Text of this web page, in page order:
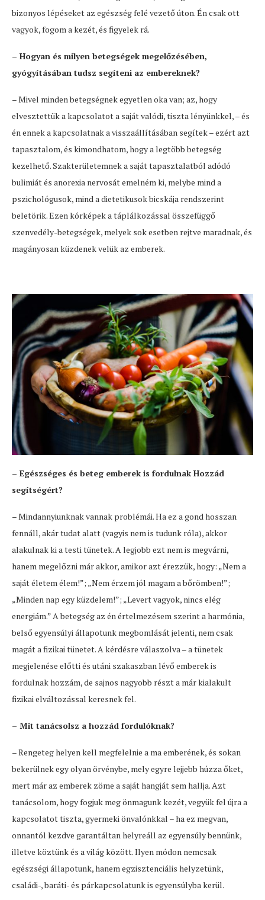
bizonyos lépéseket az egészség felé vezető úton. Én csak ott
vagyok, fogom a kezét, és figyelek rá.
– Hogyan és milyen betegségek megelőzésében,
gyógyításában tudsz segíteni az embereknek?
– Mivel minden betegségnek egyetlen oka van; az, hogy
elvesztettük a kapcsolatot a saját valódi, tiszta lényünkkel, – és
én ennek a kapcsolatnak a visszaállításában segítek – ezért azt
tapasztalom, és kimondhatom, hogy a legtöbb betegség
kezelhető. Szakterületemnek a saját tapasztalatból adódó
bulimiát és anorexia nervosát emelném ki, melybe mind a
pszichológusok, mind a dietetikusok bicskája rendszerint
beletörik. Ezen kórképek a táplálkozással összefüggő
szenvedély-betegségek, melyek sok esetben rejtve maradnak, és
magányosan küzdenek velük az emberek.
– Egészséges és beteg emberek is fordulnak Hozzád
segítségért?
– Mindannyiunknak vannak problémái. Ha ez a gond hosszan
fennáll, akár tudat alatt (vagyis nem is tudunk róla), akkor
alakulnak ki a testi tünetek. A legjobb ezt nem is megvárni,
hanem megelőzni már akkor, amikor azt érezzük, hogy: „Nem a
saját életem élem!”; „Nem érzem jól magam a bőrömben!”;
„Minden nap egy küzdelem!”; „Levert vagyok, nincs elég
energiám.” A betegség az én értelmezésem szerint a harmónia,
belső egyensúlyi állapotunk megbomlását jelenti, nem csak
magát a fizikai tünetet. A kérdésre válaszolva – a tünetek
megjelenése előtti és utáni szakaszban lévő emberek is
fordulnak hozzám, de sajnos nagyobb részt a már kialakult
fizikai elváltozással keresnek fel.
– Mit tanácsolsz a hozzád fordulóknak?
– Rengeteg helyen kell megfelelnie a ma emberének, és sokan
bekerülnek egy olyan örvénybe, mely egyre lejjebb húzza őket,
mert már az emberek zöme a saját hangját sem hallja. Azt
tanácsolom, hogy fogjuk meg önmagunk kezét, vegyük fel újra a
kapcsolatot tiszta, gyermeki önvalónkkal – ha ez megvan,
onnantól kezdve garantáltan helyreáll az egyensúly bennünk,
illetve köztünk és a világ között. Ilyen módon nemcsak
egészségi állapotunk, hanem egzisztenciális helyzetünk,
családi-, baráti- és párkapcsolatunk is egyensúlyba kerül.